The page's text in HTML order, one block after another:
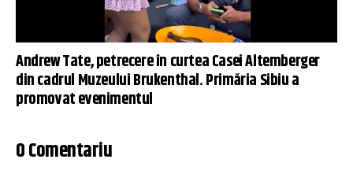
Andrew Tate, petrecere în curtea Casei Altemberger
din cadrul Muzeului Brukenthal. Primăria Sibiu a
promovat evenimentul
0 Comentariu